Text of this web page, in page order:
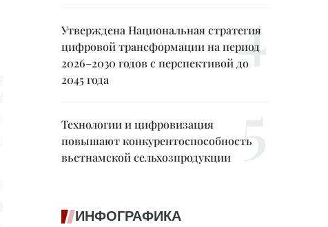
Утверждена Национальная стратегия
цифровой трансформации на период
2026–2030 годов с перспективой до
2045 года
Технологии и цифровизация
повышают конкурентоспособность
вьетнамской сельхозпродукции
ИНФОГРАФИКА